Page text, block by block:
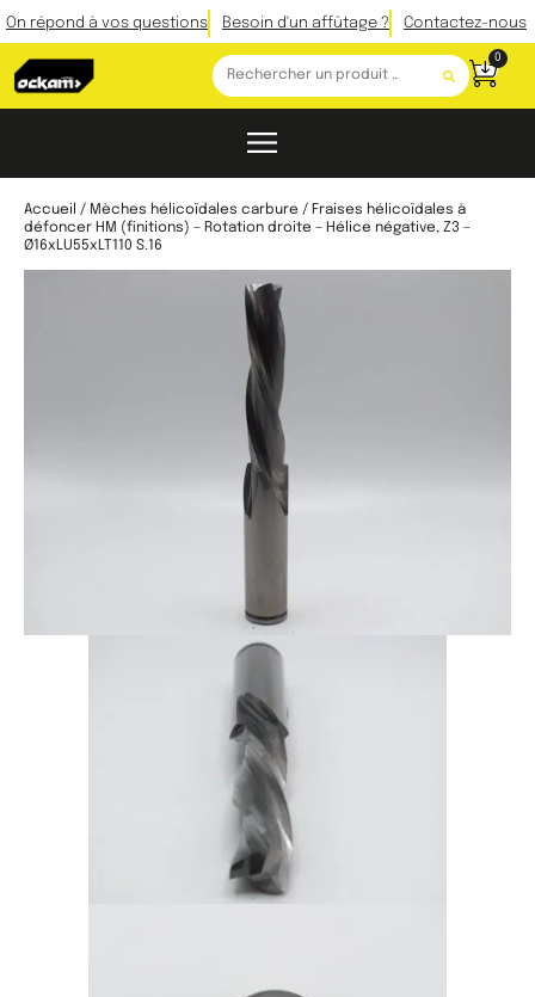
On répond à vos questions Besoin d'un affûtage ? Contactez-nous
0
Accueil / Mèches hélicoïdales carbure / Fraises hélicoïdales à
défoncer HM (finitions) – Rotation droite – Hélice négative, Z3 –
Ø16xLU55xLT110 S.16